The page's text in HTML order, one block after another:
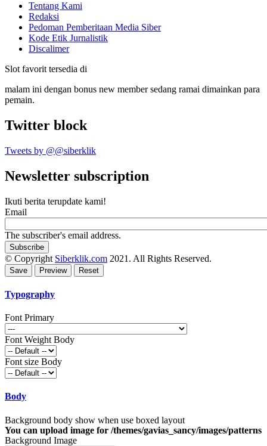
Tentang Kami
Redaksi
Pedoman Pemberitaan Media Siber
Kode Etik Jurnalistik
Discalimer
Slot favorit tersedia di
malam ini dengan bonus new member sedang ramai dimainkan para
pemain.
Twitter block
Tweets by @@siberklik
Newsletter subscription
Ikuti berita terupdate kami!
Email
The subscriber's email address.
© Copyright Siberklik.com 2021. All Rights Reserved.
Typography
Font Primary
Font Weight Body
Font size Body
Body
Background body show when use boxed layout
You can upload image for /themes/gavias_sancy/images/patterns
Background Image